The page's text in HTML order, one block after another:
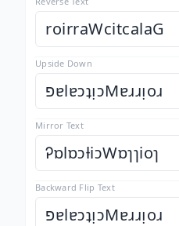
roirraWcitcalaG
Upside Down
פɐlɐɔʇᴉɔMɐɹɹᴉoɹ
Mirror Text
ᎮɒlɒɔƚiɔWɒɿɿioɿ
Backward Flip Text
פɐlɐɔʇᴉɔMɐɹɹᴉoɹ